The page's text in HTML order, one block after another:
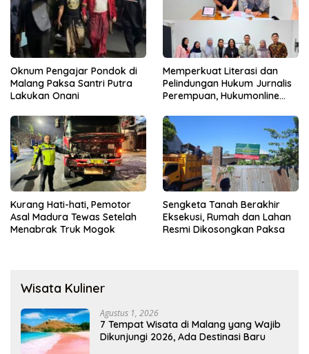
Oknum Pengajar Pondok di
Malang Paksa Santri Putra
Lakukan Onani
Memperkuat Literasi dan
Pelindungan Hukum Jurnalis
Perempuan, Hukumonline
Gratis
Kurang Hati-hati, Pemotor
Asal Madura Tewas Setelah
Menabrak Truk Mogok
Sengketa Tanah Berakhir
Eksekusi, Rumah dan Lahan
Resmi Dikosongkan Paksa
Wisata Kuliner
Agustus 1, 2026
7 Tempat Wisata di Malang yang Wajib
Dikunjungi 2026, Ada Destinasi Baru